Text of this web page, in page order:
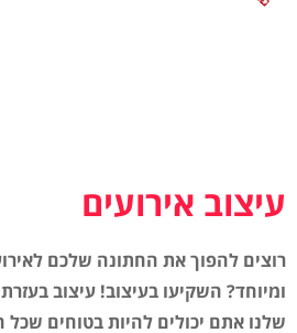
עיצוב אירועים
רוצים להפוך את החתונה שלכם
ומיוחד? השקיעו בעיצוב! עיצוב
שלנו אתם יכולים להיות בטוחים שכל